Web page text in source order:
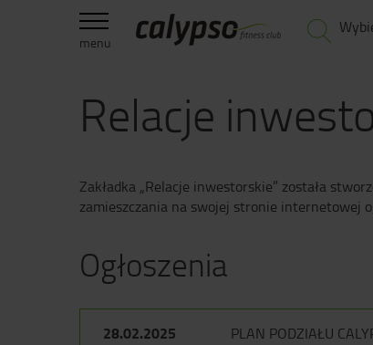
menu
Relacje
Zakładka „Relacje inwestorskie” została
zamieszczania na swojej stronie internetowej
Ogłoszenia
28.02.2025 PLAN PODZIAŁU